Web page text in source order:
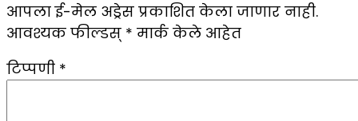
आपला ई-मेल अड्रेस प्रकाशित केला जाणार नाही.
आवश्यक फील्डस् * मार्क केले आहेत
टिप्पणी *